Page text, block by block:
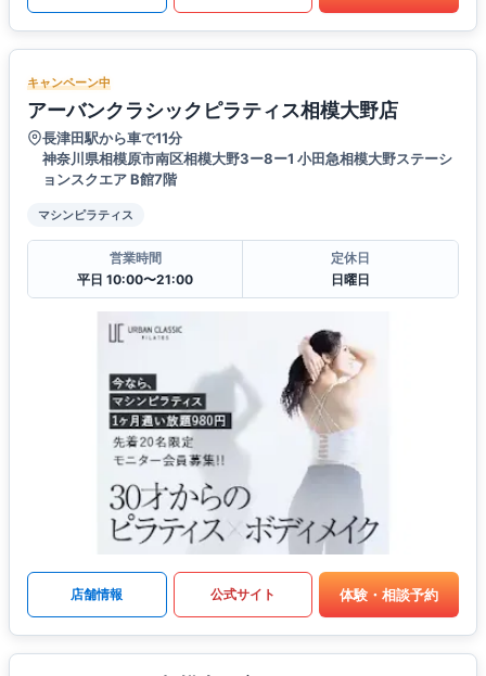
キャンペーン中
アーバンクラシックピラティス相模大野店
長津田駅から車で11分
神奈川県相模原市南区相模大野3ー8ー1 小田急相模大野ステーシ
ョンスクエア B館7階
マシンピラティス
営業時間
平日 10:00〜21:00
定休日
日曜日
店舗情報 公式サイト 体験・相談予約